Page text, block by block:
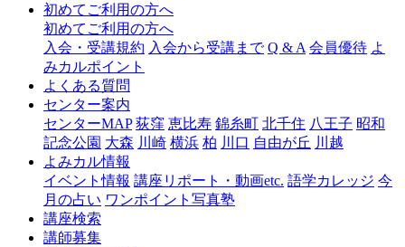
ャ
由
丘
初めてご利用の方へ
初めてご利用の方へ
入会・受講規約 入会から受講まで Q & A 会員優待 よ
みカルポイント
よくある質問
センター案内
センターMAP 荻窪 恵比寿 錦糸町 北千住 八王子 昭和
記念公園 大森 川崎 横浜 柏 川口 自由が丘 川越
よみカル情報
イベント情報 講座リポート・動画etc. 語学カレッジ 今
月の占い ワンポイント写真塾
講座検索
講師募集